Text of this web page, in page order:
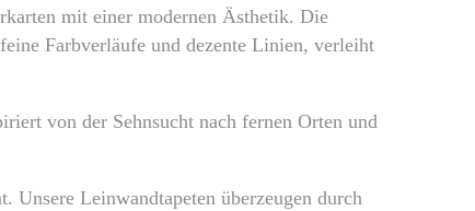
mit einer modernen Ästhetik. Die
Farbverläufe und dezente Linien, verleiht
von der Sehnsucht nach fernen Orten und
Leinwandtapeten überzeugen durch